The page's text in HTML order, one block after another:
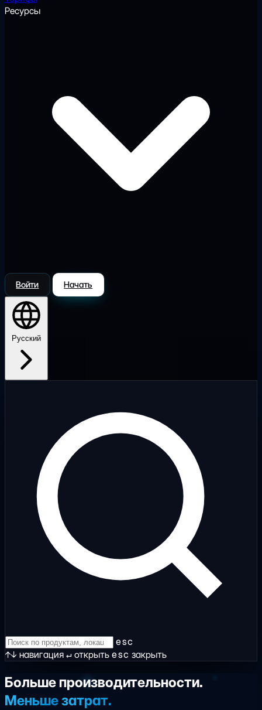
Ресурсы
Войти Начать
Русский
esc
↑↓ навигация↵открытьesc закрыть
Большепроизводительности.
Меньшезатрат.